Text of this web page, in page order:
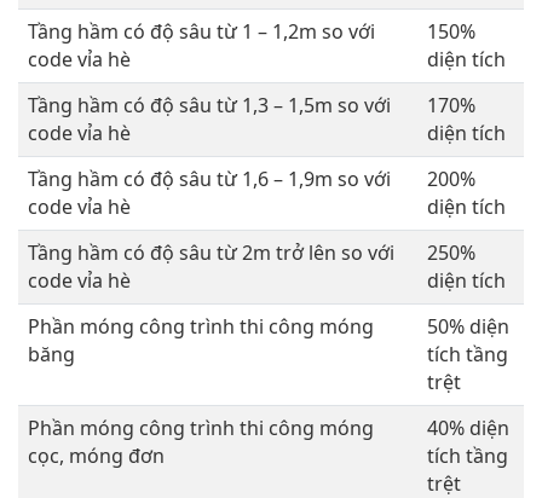
Tầng hầm có độ sâu từ 1 – 1,2m so với
code vỉa hè
150%
diện tích
Tầng hầm có độ sâu từ 1,3 – 1,5m so với
code vỉa hè
170%
diện tích
Tầng hầm có độ sâu từ 1,6 – 1,9m so với
code vỉa hè
200%
diện tích
Tầng hầm có độ sâu từ 2m trở lên so với
code vỉa hè
250%
diện tích
Phần móng công trình thi công móng
băng
50% diện
tích tầng
trệt
Phần móng công trình thi công móng
cọc, móng đơn
40% diện
tích tầng
trệt